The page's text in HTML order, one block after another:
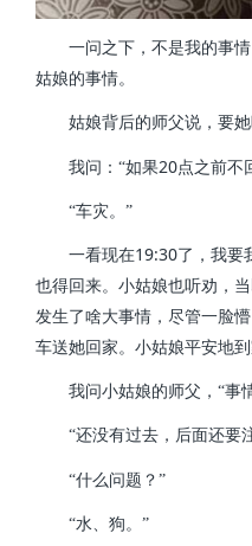
一问之下，不是我的事
姑娘的事情。
姑娘背后的师父说，要
我问：“如果20点之前不
“车灾。”
一看现在19:30了，我要
也得回来。小姑娘也听劝，
发生了啥大事情，尽管一脸
车送她回家。小姑娘平安地到
我问小姑娘的师父，“事
“还没有过去，后面还要
“什么问题？”
“水、狗。”